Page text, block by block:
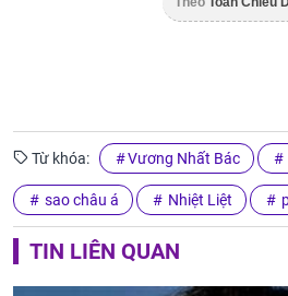
Từ khóa: Vương Nhất Bác
sao châu á Nhiệt Liệt
TIN LIÊN QUAN